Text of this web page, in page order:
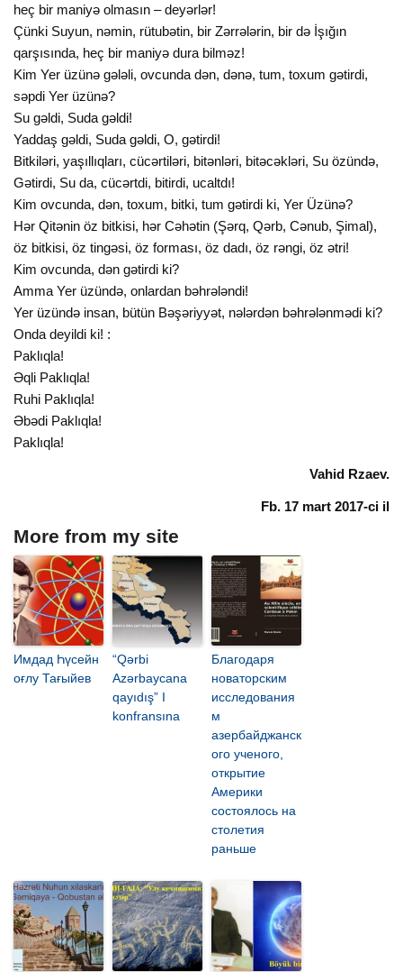
heç bir maniyə olmasın – deyərlər!
Çünki Suyun, nəmin, rütubətin, bir Zərrələrin, bir də İşığın
qarşısında, heç bir maniyə dura bilməz!
Kim Yer üzünə gələli, ovcunda dən, dənə, tum, toxum gətirdi,
səpdi Yer üzünə?
Su gəldi, Suda gəldi!
Yaddaş gəldi, Suda gəldi, O, gətirdi!
Bitkiləri, yaşıllıqları, cücərtiləri, bitənləri, bitəcəkləri, Su özündə,
Gətirdi, Su da, cücərtdi, bitirdi, ucaltdı!
Kim ovcunda, dən, toxum, bitki, tum gətirdi ki, Yer Üzünə?
Hər Qitənin öz bitkisi, hər Cəhətin (Şərq, Qərb, Cənub, Şimal),
öz bitkisi, öz tingəsi, öz forması, öz dadı, öz rəngi, öz ətri!
Kim ovcunda, dən gətirdi ki?
Amma Yer üzündə, onlardan bəhrələndi!
Yer üzündə insan, bütün Bəşəriyyət, nələrdən bəhrələnmədi ki?
Onda deyildi ki! :
Paklıqla!
Əqli Paklıqla!
Ruhi Paklıqla!
Əbədi Paklıqla!
Paklıqla!
Vahid Rzaev.
Fb. 17 mart 2017-ci il
More from my site
Имдад Һүсейн
оғлу Тағыйев
“Qərbi
Azərbaycana
qayıdış” I
konfransına
Благодаря
новаторским
исследования
м
азербайджанск
ого ученого,
открытие
Америки
состоялось на
столетия
раньше